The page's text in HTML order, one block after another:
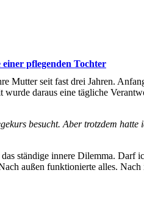
einer pflegenden Tochter
Mutter seit fast drei Jahren.
daraus eine tägliche
besucht. Aber trotzdem hatte
ständige innere Dilemma. Darf
außen funktionierte alles. Nach